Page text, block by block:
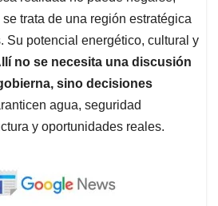
trata de una región estratégica
Su potencial energético, cultural y
no se necesita una discusión
sino decisiones
agua, seguridad
y oportunidades reales.